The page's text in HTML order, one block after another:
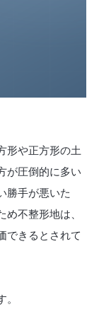
形や正方形の土
が圧倒的に多い
勝手が悪いた
不整形地は、
できるとされて